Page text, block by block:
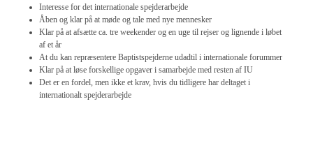
Interesse for det internationale spejderarbejde
Åben og klar på at møde og tale med nye mennesker
Klar på at afsætte ca. tre weekender og en uge til rejser og lignende i løbet
af et år
At du kan repræsentere Baptistspejderne udadtil i internationale forummer
Klar på at løse forskellige opgaver i samarbejde med resten af IU
Det er en fordel, men ikke et krav, hvis du tidligere har deltaget i
internationalt spejderarbejde